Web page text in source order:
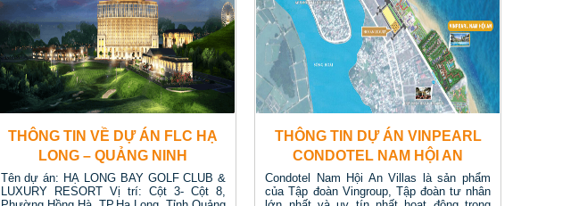
THÔNG TIN VỀ DỰ ÁN FLC HẠ
LONG – QUẢNG NINH
Tên dự án: HẠ LONG BAY GOLF CLUB &
LUXURY RESORT Vị trí: Cột 3- Cột 8,
THÔNG TIN DỰ ÁN VINPEARL
CONDOTEL NAM HỘI AN
VILLAS
Condotel Nam Hội An Villas là sản phẩm
của Tập đoàn Vingroup, Tập đoàn tư nhân